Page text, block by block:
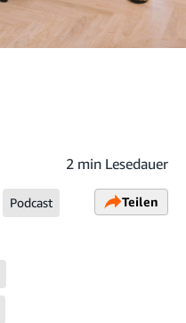
2 min Lesedauer
Podcast Teilen